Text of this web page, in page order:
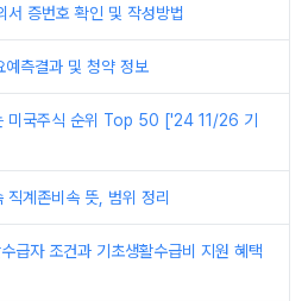
서 증번호 확인 및 작성방법
예측결과 및 청약 정보
미국주식 순위 Top 50 ['24 11/26 기
직계존비속 뜻, 범위 정리
급자 조건과 기초생활수급비 지원 혜택